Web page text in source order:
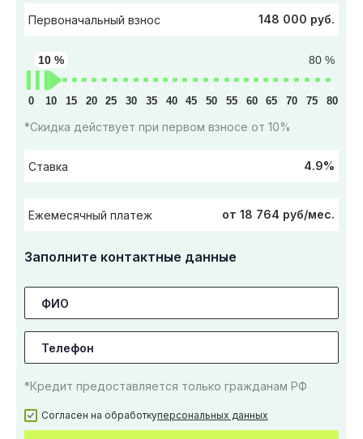
Первоначальный взнос 148 000 руб.
80 %
10 %
0 10 15 20 25 30 35 40 45 50 55 60 65 70 75 80
*Скидка действует при первом взносе от 10%
Ставка 4.9%
Ежемесячный платеж от 18 764 руб/мес.
Заполните контактные данные
*Кредит предоставляется только гражданам РФ
Согласен на обработкуперсональных данных